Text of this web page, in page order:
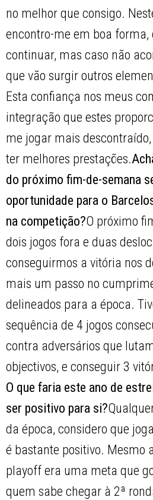
no melhor que consigo.
encontro-me em boa forma,
continuar, mas caso não
que vão surgir outros
Esta confiança nos meus
integração que estes
me jogar mais
ter melhores prestações.
do próximo fim-de-semana
oportunidade para o
na competição?O próximo
dois jogos fora e duas
conseguirmos a vitória nos
mais um passo no
delineados para a época.
sequência de 4 jogos
contra adversários que
objectivos, e conseguir 3
O que faria este ano de
ser positivo para si?
da época, considero que
é bastante positivo. Mesmo
playoff era uma meta que
quem sabe chegar à 2ª